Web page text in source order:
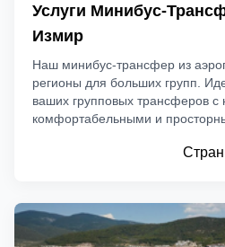
Услуги Минибус-
Измир
Наш минибус-трансфер из
регионы для больших групп.
ваших групповых трансферов
комфортабельными и